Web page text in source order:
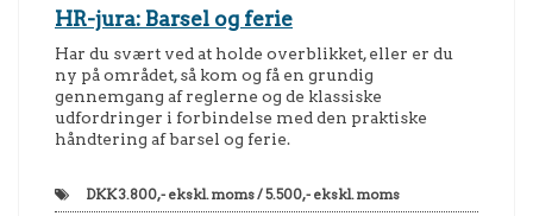
HR-jura: Barsel og ferie
Har du svært ved at holde overblikket, eller er du
ny på området, så kom og få en grundig
gennemgang af reglerne og de klassiske
udfordringer i forbindelse med den praktiske
håndtering af barsel og ferie.
DKK3.800,- ekskl. moms / 5.500,- ekskl. moms